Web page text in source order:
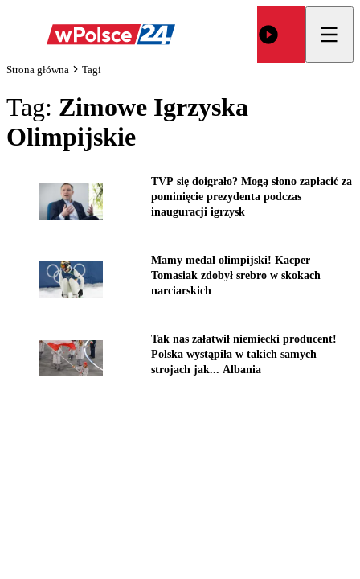
Strona główna Tagi
Tag: Zimowe Igrzyska
Olimpijskie
TVP się doigrało? Mogą słono zapłacić za
pominięcie prezydenta podczas
inauguracji igrzysk
Mamy medal olimpijski! Kacper
Tomasiak zdobył srebro w skokach
narciarskich
Tak nas załatwił niemiecki producent!
Polska wystąpiła w takich samych
strojach jak... Albania